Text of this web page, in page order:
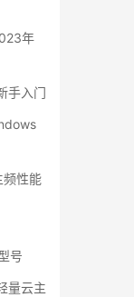
年
手入门
频性能
号
量云主